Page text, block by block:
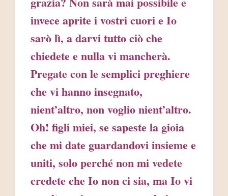
invece aprite i vostri cuori e Io
sarò lì, a darvi tutto ciò che
chiedete e nulla vi mancherà.
Pregate con le semplici preghiere
che vi hanno insegnato,
nient’altro, non voglio nient’altro.
Oh! figli miei, se sapeste la gioia
che mi date guardandovi insieme e
uniti, solo perché non mi vedete
credete che Io non ci sia, ma Io vi